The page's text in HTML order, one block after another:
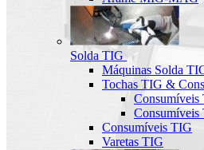
Solda TIG
Máquinas Solda
Tochas TIG &
Consumíveis
Consumíveis TIG
Varetas TIG